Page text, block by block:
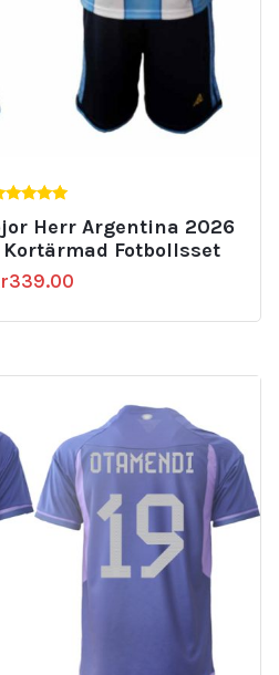
av 5Herr Argentina 2026
Fotbollsset
339.00